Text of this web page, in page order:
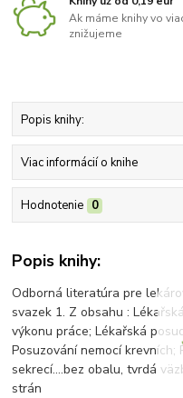
Ak máme knihy vo
znižujeme
Popis knihy:
Viac informácií o knihe
Hodnotenie 0
Popis knihy:
Odborná literatúra pre
svazek 1. Z obsahu :
výkonu práce; Lékařská
Posuzování nemocí
sekrecí....bez obalu, tvrdá
strán